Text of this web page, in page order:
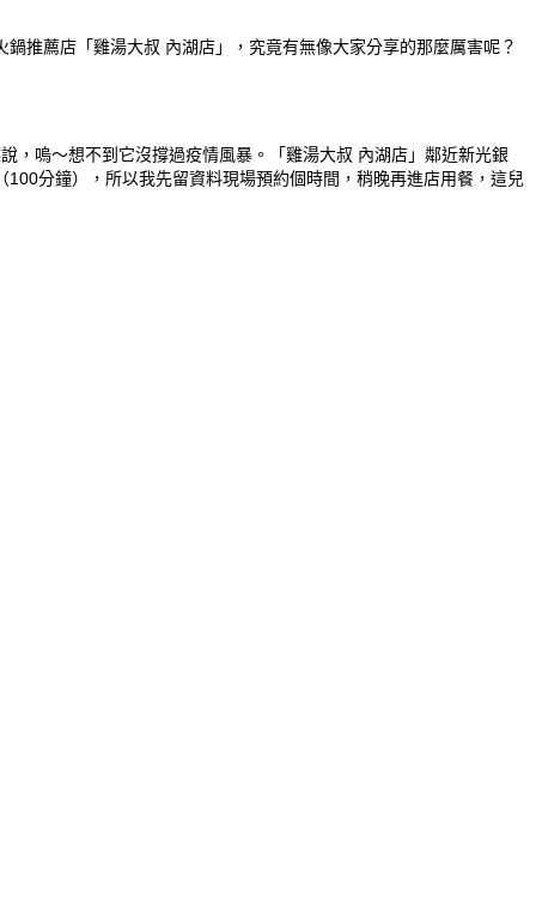
推薦店「雞湯大叔 內湖店」，究竟有無像大家分享的那麼厲害呢？
，嗚～想不到它沒撐過疫情風暴。「雞湯大叔 內湖店」鄰近新光銀
分鐘），所以我先留資料現場預約個時間，稍晚再進店用餐，這兒